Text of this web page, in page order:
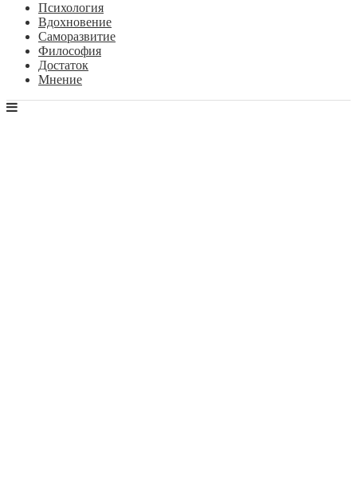
Психология
Вдохновение
Саморазвитие
Философия
Достаток
Мнение